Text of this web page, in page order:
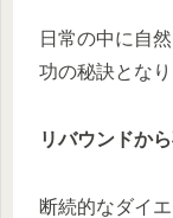
日常の中に自
功の秘訣となり
リバウンドか
断続的なダイ